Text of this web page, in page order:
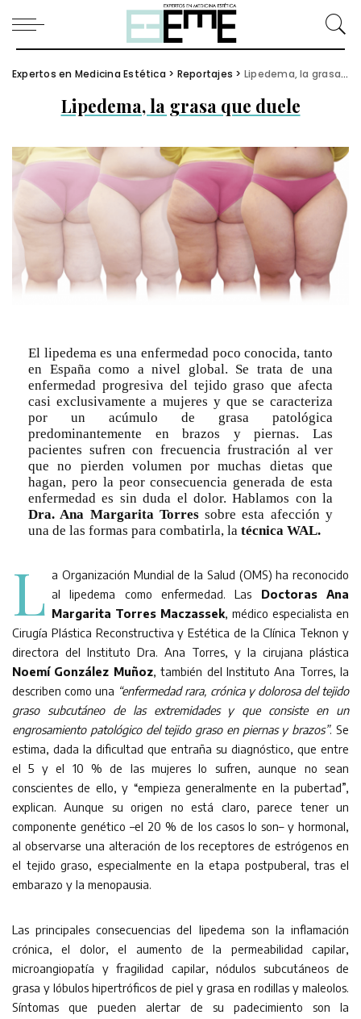
Expertos en Medicina Estética > Reportajes > Lipedema, la grasa que duele
Lipedema, la grasa que duele
El lipedema es una enfermedad poco conocida, tanto
en España como a nivel global. Se trata de una
enfermedad progresiva del tejido graso que afecta
casi exclusivamente a mujeres y que se caracteriza
por un acúmulo de grasa patológica
predominantemente en brazos y piernas. Las
pacientes sufren con frecuencia frustración al ver
que no pierden volumen por muchas dietas que
hagan, pero la peor consecuencia generada de esta
enfermedad es sin duda el dolor. Hablamos con la
Dra. Ana Margarita Torressobre esta afección y
una de las formas para combatirla, la técnica WAL.
L a Organización Mundial de la Salud (OMS) ha reconocido
al lipedema como enfermedad. Las Doctoras Ana
Margarita Torres Maczassek, médico especialista en
Cirugía Plástica Reconstructiva y Estética de la Clínica Teknon y
directora del Instituto Dra. Ana Torres, y la cirujana plástica
Noemí González Muñoz, también del Instituto Ana Torres, la
describen como una “enfermedad rara, crónica y dolorosa del tejido
graso subcutáneo de las extremidades y que consiste en un
engrosamiento patológico del tejido graso en piernas y brazos”. Se
estima, dada la dificultad que entraña su diagnóstico, que entre
el 5 y el 10 % de las mujeres lo sufren, aunque no sean
conscientes de ello, y “empieza generalmente en la pubertad”,
explican. Aunque su origen no está claro, parece tener un
componente genético –el 20 % de los casos lo son– y hormonal,
al observarse una alteración de los receptores de estrógenos en
el tejido graso, especialmente en la etapa postpuberal, tras el
embarazo y la menopausia.
Las principales consecuencias del lipedema son la inflamación
crónica, el dolor, el aumento de la permeabilidad capilar,
microangiopatía y fragilidad capilar, nódulos subcutáneos de
grasa y lóbulos hipertróficos de piel y grasa en rodillas y maleolos.
Síntomas que pueden alertar de su padecimiento son la